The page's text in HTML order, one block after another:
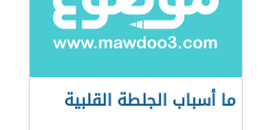
ما أسباب الجلطة القلبية